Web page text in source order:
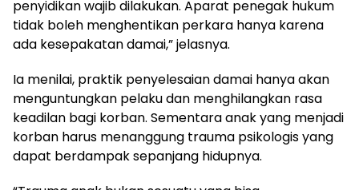
penyidikan wajib dilakukan. Aparat penegak hukum
tidak boleh menghentikan perkara hanya karena
ada kesepakatan damai,” jelasnya.
Ia menilai, praktik penyelesaian damai hanya akan
menguntungkan pelaku dan menghilangkan rasa
keadilan bagi korban. Sementara anak yang menjadi
korban harus menanggung trauma psikologis yang
dapat berdampak sepanjang hidupnya.